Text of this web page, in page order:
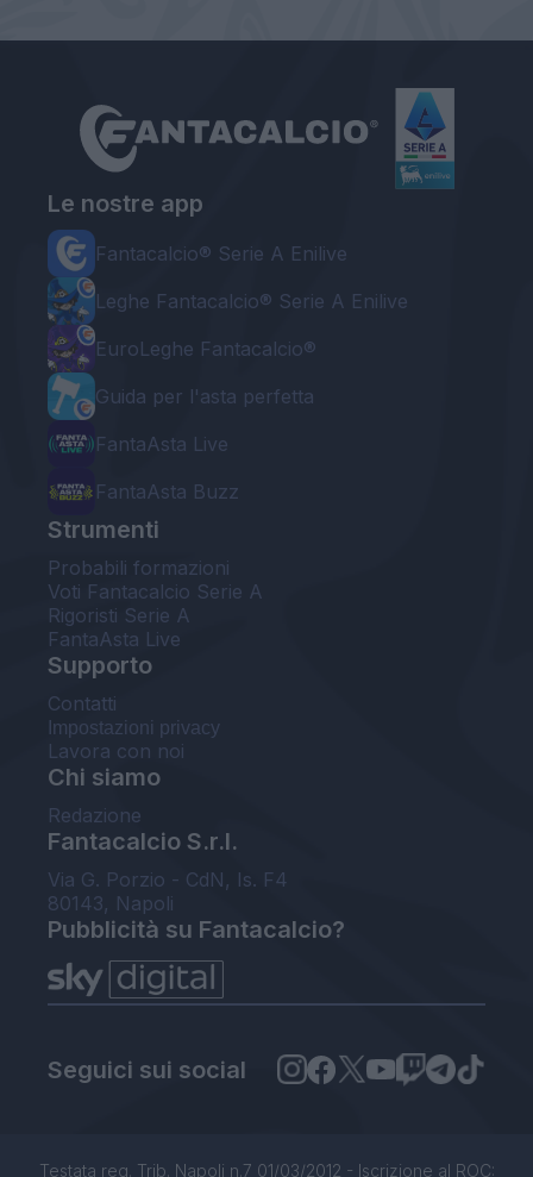
Le nostre app
Fantacalcio® Serie A Enilive
Leghe Fantacalcio® Serie A Enilive
EuroLeghe Fantacalcio®
Guida per l'asta perfetta
FantaAsta Live
FantaAsta Buzz
Strumenti
Probabili formazioni
Voti Fantacalcio Serie A
Rigoristi Serie A
FantaAsta Live
Supporto
Contatti
Impostazioni privacy
Lavora con noi
Chi siamo
Redazione
Fantacalcio S.r.l.
Via G. Porzio - CdN, Is. F4
80143, Napoli
Pubblicità su Fantacalcio?
Seguici sui social
Testata reg. Trib. Napoli n.7 01/03/2012 - Iscrizione al ROC: